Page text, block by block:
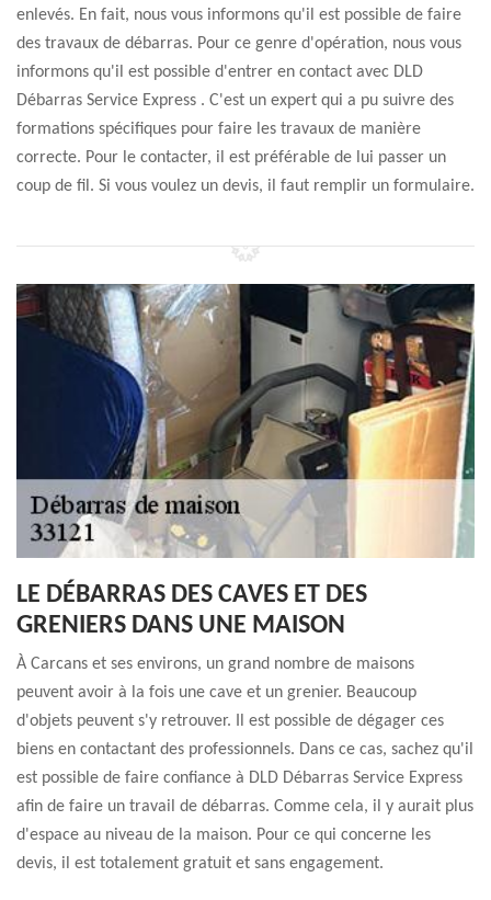
enlevés. En fait, nous vous informons qu'il est possible de faire
des travaux de débarras. Pour ce genre d'opération, nous vous
informons qu'il est possible d'entrer en contact avec DLD
Débarras Service Express . C'est un expert qui a pu suivre des
formations spécifiques pour faire les travaux de manière
correcte. Pour le contacter, il est préférable de lui passer un
coup de fil. Si vous voulez un devis, il faut remplir un formulaire.
LE DÉBARRAS DES CAVES ET DES
GRENIERS DANS UNE MAISON
À Carcans et ses environs, un grand nombre de maisons
peuvent avoir à la fois une cave et un grenier. Beaucoup
d'objets peuvent s'y retrouver. Il est possible de dégager ces
biens en contactant des professionnels. Dans ce cas, sachez qu'il
est possible de faire confiance à DLD Débarras Service Express
afin de faire un travail de débarras. Comme cela, il y aurait plus
d'espace au niveau de la maison. Pour ce qui concerne les
devis, il est totalement gratuit et sans engagement.